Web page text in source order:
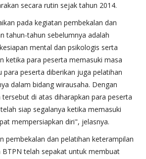
secara rutin sejak tahun 2014.
pada kegiatan pembekalan dan
tahun-tahun sebelumnya adalah
mental dan psikologis serta
ketika para peserta memasuki masa
para peserta diberikan juga pelatihan
dalam bidang wirausaha. Dengan
di atas diharapkan para peserta
siap segalanya ketika memasuki
mempersiapkan diri", jelasnya.
pembekalan dan pelatihan keterampilan
BTPN telah sepakat untuk membuat